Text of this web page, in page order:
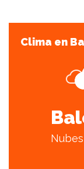
Clima en